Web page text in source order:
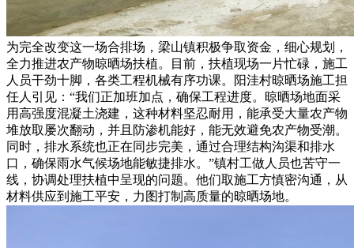
为完全改变这一场合排场，梁山镇积极争取资金，细心规划，
全力推进农产物晾晒场扶植。目前，扶植现场一片忙碌，施工
人员干劲十脚，各类工程机械有序功课。阳洼村晾晒场施工担
任人引见：“我们正加班加点，确保工程进度。晾晒场地面采
用高强度混凝土浇建，这种材料坚忍耐用，能承受大量农产物
堆放取屡次翻动，并且防渗机能好，能无效避免农产物受潮。
同时，排水系统也正在同步完美，通过合理结构沟渠和排水
口，确保雨水气候场地能敏捷排水。”镇村工做人员也苦守一
线，协调处理扶植中呈现的问题。他们取施工方慎密沟通，从
材料供应到施工平安，力图打制高质量的晾晒场地。